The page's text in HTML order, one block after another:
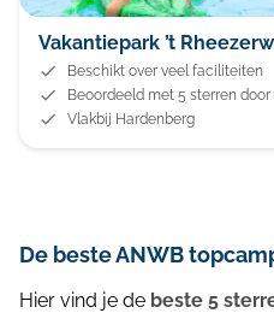
Vakantiepark ’t
Beschikt over veel faciliteiten
Beoordeeld met 5 sterren
Vlakbij Hardenberg
De beste ANWB
Hier vind je de beste 5